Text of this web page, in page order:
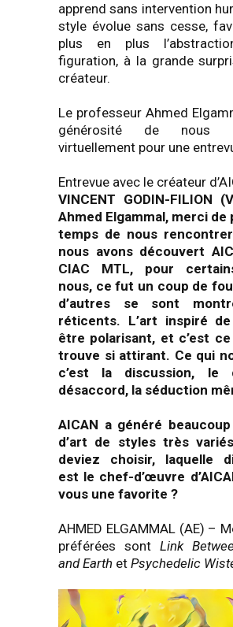
apprend sans intervention
style évolue sans cesse,
plus en plus
figuration, à la grande
créateur.
Le professeur Ahmed
générosité de nous
virtuellement pour une
Entrevue avec le créateur
VINCENT GODIN-FILION
Ahmed Elgammal, merci de
temps de nous
nous avons découvert
CIAC MTL, pour
nous, ce fut un coup de
d’autres se sont
réticents. L’art inspiré
être polarisant, et c’est
trouve si attirant. Ce qui
c’est la discussion, le
désaccord, la séduction
AICAN a généré
d’art de styles très
deviez choisir, laquelle
est le chef-d’œuvre
vous une favorite ?
AHMED ELGAMMAL (AE) –
préférées sont Link
and Earth et Psychedelic